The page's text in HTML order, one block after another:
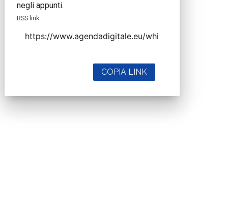
negli appunti.
RSS link
COPIA LINK